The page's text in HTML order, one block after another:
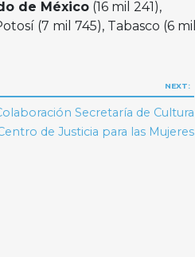
de México(16 mil 241),
(7 mil 745), Tabasco (6 mil
NEXT:
Secretaría de Cultura
de Justicia para las Mujeres